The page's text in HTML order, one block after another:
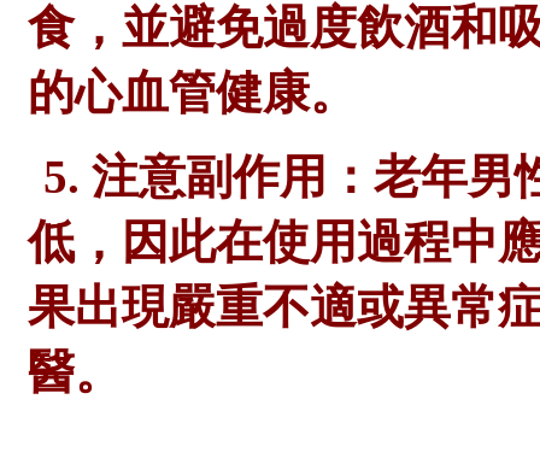
食，並避免過度飲酒和
的心血管健康。
5. 注意副作用：老年男
低，因此在使用過程中
果出現嚴重不適或異常
醫。